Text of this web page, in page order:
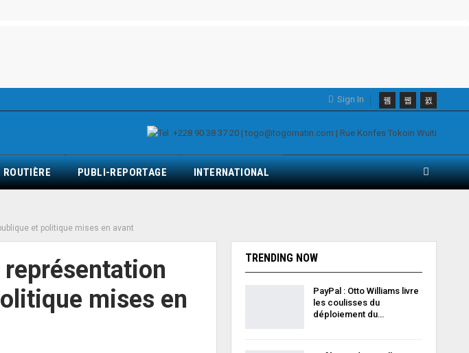
Sign In
ROUTIÈRE PUBLI-REPORTAGE INTERNATIONAL
et politique mises en avant
mises en
TRENDING NOW
PayPal : Otto Williams livre
les coulisses du
déploiement du…